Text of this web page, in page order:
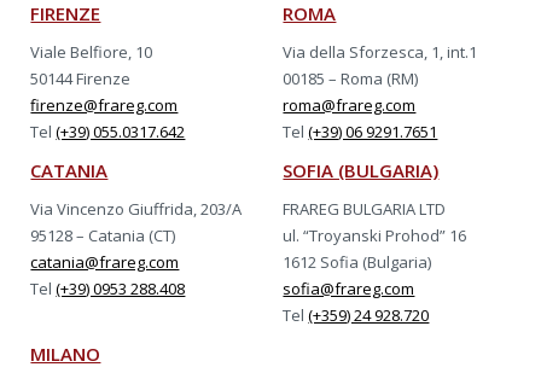
FIRENZE
Viale Belfiore, 10
50144 Firenze
firenze@frareg.com
Tel(+39) 055.0317.642
ROMA
Via della Sforzesca, 1, int.1
00185 – Roma (RM)
roma@frareg.com
Tel(+39) 06 9291.7651
CATANIA
Via Vincenzo Giuffrida, 203/A
95128 – Catania (CT)
catania@frareg.com
Tel(+39) 0953 288.408
SOFIA (BULGARIA)
FRAREG BULGARIA LTD
ul. “Troyanski Prohod” 16
1612 Sofia (Bulgaria)
sofia@frareg.com
Tel(+359) 24 928.720
MILANO